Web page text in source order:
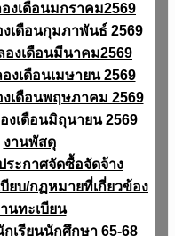
งเดือนมกราคม2569
เดือนกุมภาพันธ์ 2569
องเดือนมีนาคม2569
งเดือนเมษายน 2569
เดือนพฤษภาคม 2569
งเดือนมิถุนายน 2569
งานพัสดุ
ระกาศจัดซื้อจัดจ้าง
บียบ/กฏหมายที่เกี่ยวข้อง
นทะเบียน
เรียนนักศึกษา 65-68